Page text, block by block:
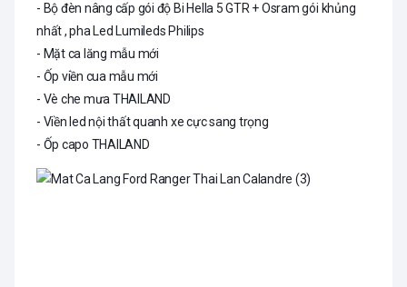
- Bộ đèn nâng cấp gói độ Bi Hella 5 GTR + Osram gói khủng
nhất , pha Led Lumileds Philips
- Mặt ca lăng mẫu mới
- Ốp viền cua mẫu mới
- Vè che mưa THAILAND
- Viền led nội thất quanh xe cực sang trọng
- Ốp capo THAILAND